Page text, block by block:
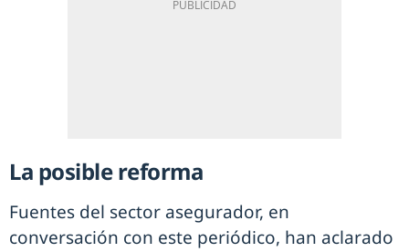
La posible reforma
Fuentes del sector asegurador, en
conversación con este periódico, han aclarado